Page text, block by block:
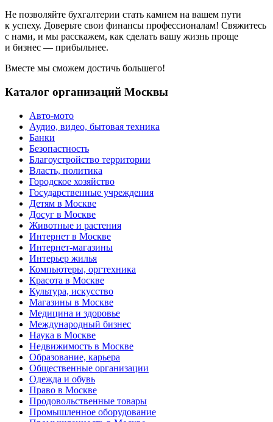
Не позволяйте бухгалтерии стать камнем на вашем пути
к успеху. Доверьте свои финансы профессионалам! Свяжитесь
с нами, и мы расскажем, как сделать вашу жизнь проще
и бизнес — прибыльнее.
Вместе мы сможем достичь большего!
Каталог организаций Москвы
Авто-мото
Аудио, видео, бытовая техника
Банки
Безопастность
Благоустройство территории
Власть, политика
Городское хозяйство
Государственные учреждения
Детям в Москве
Досуг в Москве
Животные и растения
Интернет в Москве
Интернет-магазины
Интерьер жилья
Компьютеры, оргтехника
Красота в Москве
Культура, искусство
Магазины в Москве
Медицина и здоровье
Международный бизнес
Наука в Москве
Недвижимость в Москве
Образование, карьера
Общественные организации
Одежда и обувь
Право в Москве
Продовольственные товары
Промышленное оборудование